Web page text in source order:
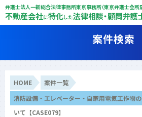
弁護士法人一新総合法律事務所東京事務所（東京弁護士会所
不動産会社に特化した法律相談・顧問弁護
案件検索
HOME
案件一覧
消防設備・エレベーター・自家用電気工作物
いて【CASE079】